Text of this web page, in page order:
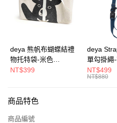
合作金庫商業銀行
華南商業銀行
上海商業儲蓄銀行
臺灣中小企業銀行
匯豐（台灣）商業銀行
聯邦商業銀行
元大商業銀行
台灣樂天信用卡公司
LINE Pay
悠遊付
AFTEE先享後付
【關於「AFTEE先享後付」】
deya 熊帆布蝴蝶結禮
物托特袋-米色
22020409
NT$399
deya
單勾掛繩
NT$499
NT$880
商品特色
商品編號